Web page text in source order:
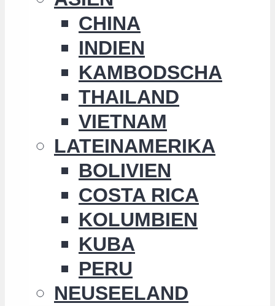
CHINA
INDIEN
KAMBODSCHA
THAILAND
VIETNAM
LATEINAMERIKA
BOLIVIEN
COSTA RICA
KOLUMBIEN
KUBA
PERU
NEUSEELAND